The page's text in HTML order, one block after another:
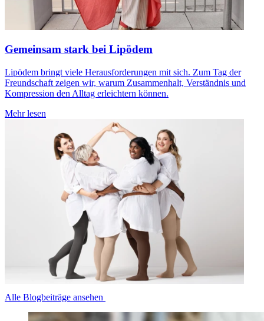
Gemeinsam stark bei Lipödem
Lipödem bringt viele Herausforderungen mit sich. Zum Tag der
Freundschaft zeigen wir, warum Zusammenhalt, Verständnis und
Kompression den Alltag erleichtern können.
Mehr lesen
Alle Blogbeiträge ansehen